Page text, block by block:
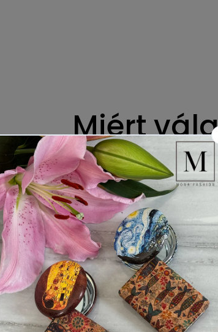
Miért
🤔
Ruháinkat olaszországból
és a stílusos megjelenést!
Rendeléstől számítottan
mukanapos garantált
Confirm your age
Are you 18 years old or older?
No, I'm not Yes, I am